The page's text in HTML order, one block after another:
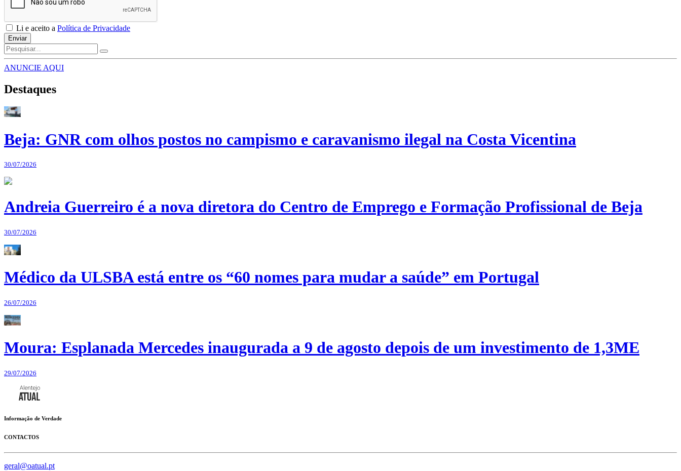
Li e aceito a Política de Privacidade
Enviar
ANUNCIE AQUI
Destaques
Beja: GNR com olhos postos no campismo e caravanismo ilegal na Costa Vicentina
30/07/2026
Andreia Guerreiro é a nova diretora do Centro de Emprego e Formação Profissional de Beja
30/07/2026
Médico da ULSBA está entre os “60 nomes para mudar a saúde” em Portugal
26/07/2026
Moura: Esplanada Mercedes inaugurada a 9 de agosto depois de um investimento de 1,3ME
29/07/2026
Informação de Verdade
CONTACTOS
geral@oatual.pt